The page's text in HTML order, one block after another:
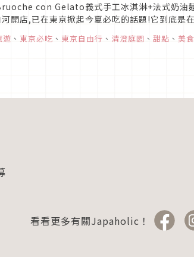
con Gelato義式手工冰淇淋+法式奶油
店,已在東京掀起今夏必吃的話題!它到底是在
遊 、 東京必吃 、 東京自由行 、 清澄庭園 、 甜點 、 美
看看更多有關Japaholic！